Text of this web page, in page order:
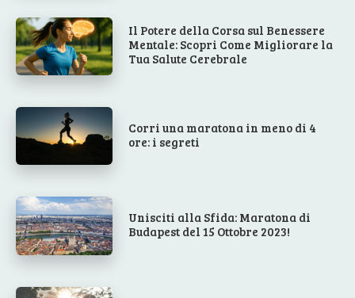
Il Potere della Corsa sul Benessere
Mentale: Scopri Come Migliorare la
Tua Salute Cerebrale
Corri una maratona in meno di 4
ore: i segreti
Unisciti alla Sfida: Maratona di
Budapest del 15 Ottobre 2023!